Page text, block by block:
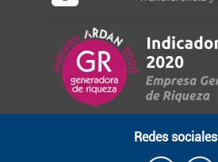
Redes sociales